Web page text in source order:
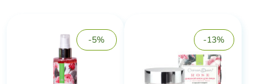
-5% -13%